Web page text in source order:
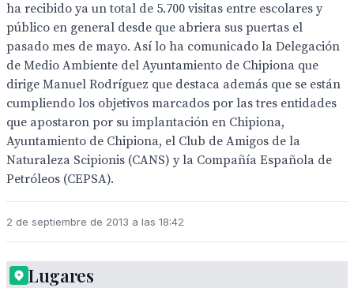
ha recibido ya un total de 5.700 visitas entre escolares y
público en general desde que abriera sus puertas el
pasado mes de mayo. Así lo ha comunicado la Delegación
de Medio Ambiente del Ayuntamiento de Chipiona que
dirige Manuel Rodríguez que destaca además que se están
cumpliendo los objetivos marcados por las tres entidades
que apostaron por su implantación en Chipiona,
Ayuntamiento de Chipiona, el Club de Amigos de la
Naturaleza Scipionis (CANS) y la Compañía Española de
Petróleos (CEPSA).
2 de septiembre de 2013 a las 18:42
Exposición
Lugares